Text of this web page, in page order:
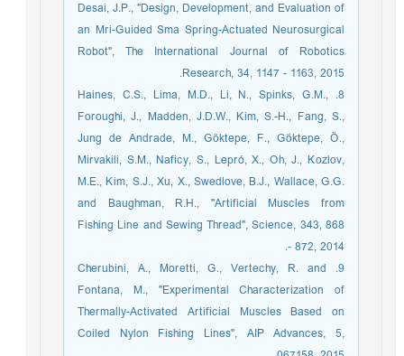
Desai, J.P., "Design, Development, and Evaluation of
an Mri-Guided Sma Spring-Actuated Neurosurgical
Robot", The International Journal of Robotics
Research, 34, 1147 - 1163, 2015.
8. Haines, C.S., Lima, M.D., Li, N., Spinks, G.M.,
Foroughi, J., Madden, J.D.W., Kim, S.-H., Fang, S.,
Jung de Andrade, M., Göktepe, F., Göktepe, Ö.,
Mirvakili, S.M., Naficy, S., Lepró, X., Oh, J., Kozlov,
M.E., Kim, S.J., Xu, X., Swedlove, B.J., Wallace, G.G.
and Baughman, R.H., "Artificial Muscles from
Fishing Line and Sewing Thread", Science, 343, 868
- 872, 2014.
9. Cherubini, A., Moretti, G., Vertechy, R. and
Fontana, M., "Experimental Characterization of
Thermally-Activated Artificial Muscles Based on
Coiled Nylon Fishing Lines", AIP Advances, 5,